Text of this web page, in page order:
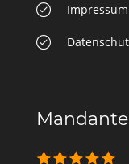
Impressum